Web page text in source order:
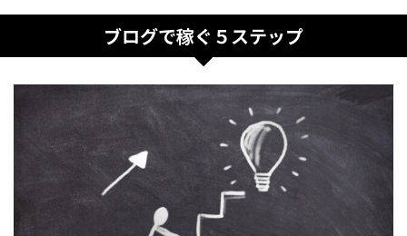
ブログで稼ぐ５ステップ